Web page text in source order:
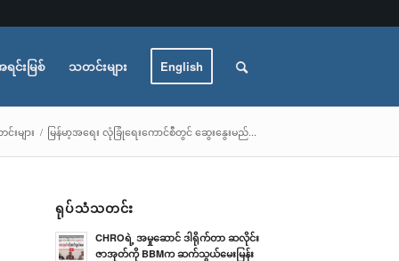
င်းမြစ် သတင်းများ English
များ / မြန်မာ့အရေး လုံခြုံရေးကောင်စီတွင် ဆွေးနွေးမည်...
ရုပ်သံသတင်း
CHROရဲ့ အမှုဆောင် ဒါရိုက်တာ ဆလိုင်း
ဇာအုတ်ကို BBMက ဆက်သွယ်မေးမြန်း